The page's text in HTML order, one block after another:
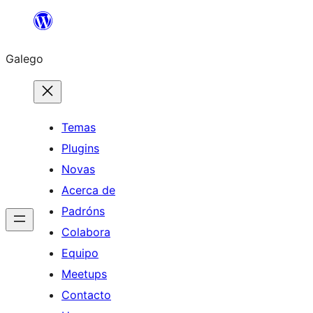
Saltar
contido
Galego
Temas
Plugins
Novas
Acerca de
Padróns
Colabora
Equipo
Meetups
Contacto